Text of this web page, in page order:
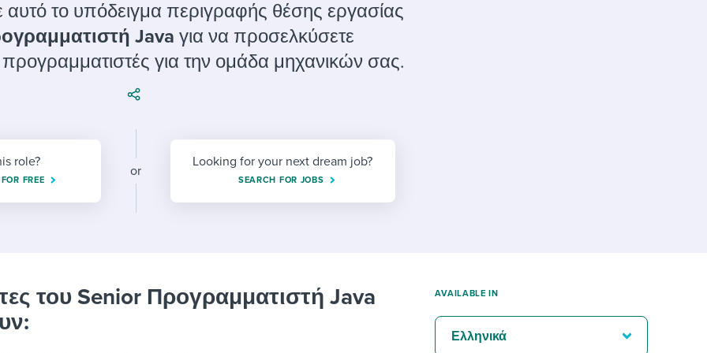
employee experiences
Workable customer stories
Workable customer stories
Workable customer stories
αυτό το υπόδειγμα περιγραφής θέσης εργασίας
Java για να προσελκύσετε
προγραμματιστές για την ομάδα μηχανικών σας.
role?
FREE
or
Looking for your next dream job?
SEARCH FOR JOBS
του Senior Προγραμματιστή Java
AVAILABLE IN
Ελληνικά